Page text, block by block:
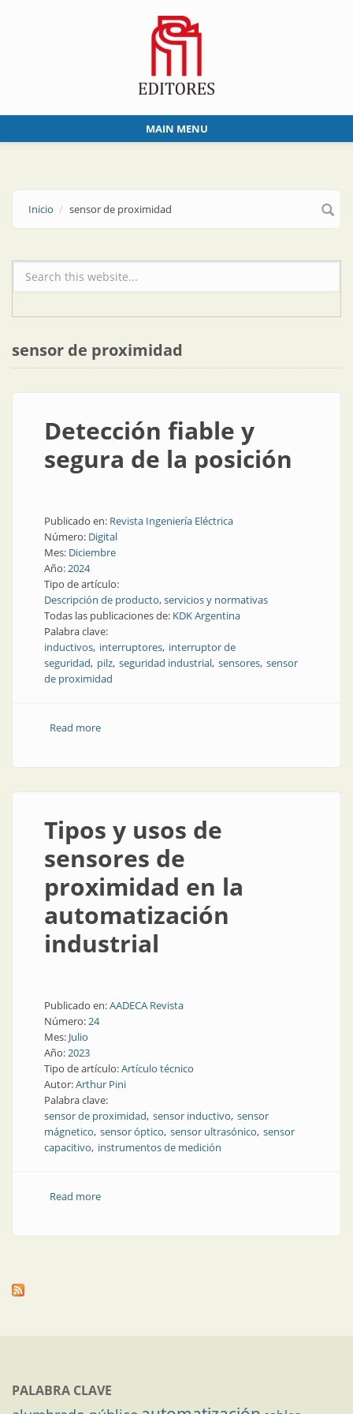
MAIN MENU
Inicio sensor de proximidad
Formulario de búsqueda
sensor de proximidad
Detección fiable y
segura de la posición
Publicado en: Revista Ingeniería Eléctrica
Número: Digital
Mes: Diciembre
Año:2024
Tipo de artículo:
Descripción de producto, servicios y normativas
Todas las publicaciones de: KDK Argentina
Palabra clave:
inductivos interruptores interruptor de
seguridad pilz seguridad industrial sensores sensor
de proximidad
Read moreabout Detección fiable y segura de la posición
Tipos y usos de
sensores de
proximidad en la
automatización
industrial
Publicado en:AADECA Revista
Número:24
Mes: Julio
Año:2023
Tipo de artículo:Artículo técnico
Autor:Arthur Pini
Palabra clave:
sensor de proximidad sensor inductivo sensor
mágnetico sensor óptico sensor ultrasónico sensor
capacitivo instrumentos de medición
Read moreabout Tipos y usos de sensores de proximidad en la
PALABRA CLAVE